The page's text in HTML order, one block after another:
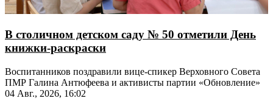
В столичном детском саду № 50 отметили День
книжки-раскраски
Воспитанников поздравили вице-спикер Верховного Совета
ПМР Галина Антюфеева и активисты партии «Обновление»
04 Авг., 2026, 16:02